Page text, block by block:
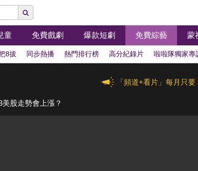
童 免費戲劇 爆款短劇 免費綜藝 蒙
8拔 同步熱播 熱門排行榜 高分紀錄片 啦啦隊獨家專
「頻道+看片」每月只要
股走勢會上漲？